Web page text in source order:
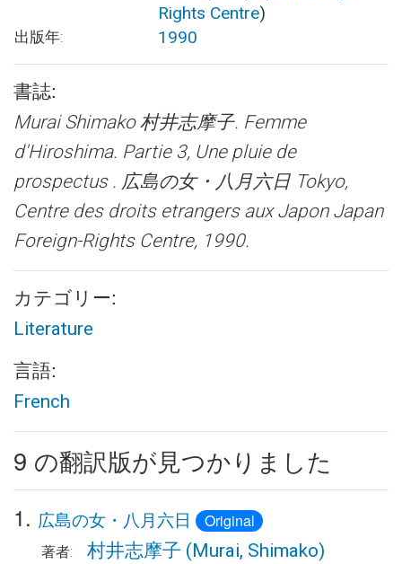
Rights Centre)
出版年: 1990
書誌:
Murai Shimako 村井志摩子. Femme
d'Hiroshima. Partie 3, Une pluie de
prospectus . 広島の女・八月六日 Tokyo,
Centre des droits etrangers aux Japon Japan
Foreign-Rights Centre, 1990.
カテゴリー:
Literature
言語:
French
9 の翻訳版が見つかりました
1. 広島の女・八月六日 Original
著者: 村井志摩子 (Murai, Shimako)